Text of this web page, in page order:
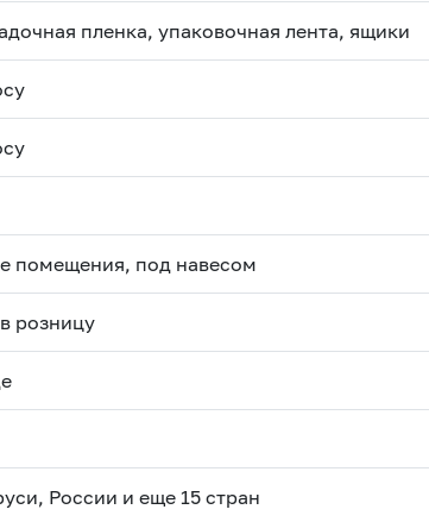
пленка, упаковочная лента, ящики
помещения, под навесом
розницу
России и еще 15 стран